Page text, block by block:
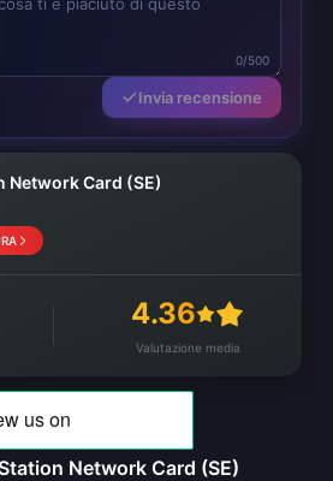
0/500
Invia recensione
Network Card (SE)
4.36
Valutazione media
Network Card (SE)